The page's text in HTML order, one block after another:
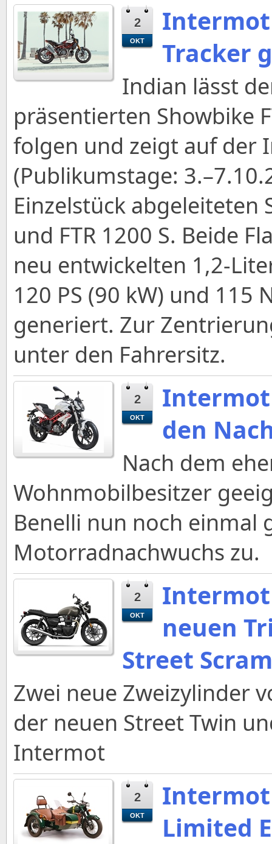
2
OKT
Intermot
Tracker
Indian lässt
präsentierten Showbike
folgen und zeigt auf der
(Publikumstage:
Einzelstück abgeleiteten
und FTR 1200 S. Beide
neu entwickelten 1,2-
120 PS (90 kW) und
generiert. Zur
unter den Fahrersitz.
2
OKT
Intermot
den
Nach dem
Wohnmobilbesitzer
Benelli nun noch einmal
Motorradnachwuchs zu.
2
OKT
Intermot
neuen
Street
Zwei neue Zweizylinder
der neuen Street Twin
Intermot
2
OKT
Intermot
Limited